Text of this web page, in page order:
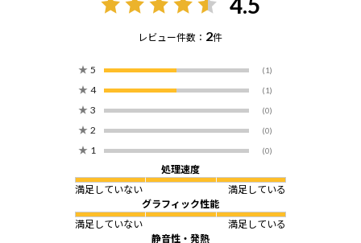
レビュー件数： 2件
★ 5 (1)
★ 4 (1)
★ 3 (0)
★ 2 (0)
★ 1 (0)
処理速度
満足していない
満足している
グラフィック性能
満足していない
満足している
静音性・発熱